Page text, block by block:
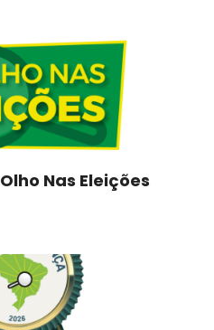
Nas Eleições